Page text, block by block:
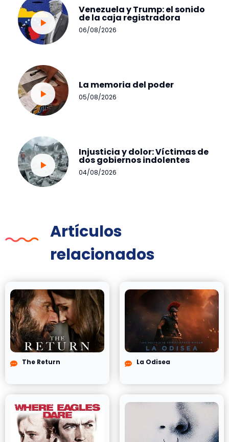
Venezuela y Trump: el sonido
de la caja registradora
06/08/2026
La memoria del poder
05/08/2026
Injusticia y dolor: Víctimas de
dos gobiernos indolentes
04/08/2026
Artículos
relacionados
The Return La Odisea